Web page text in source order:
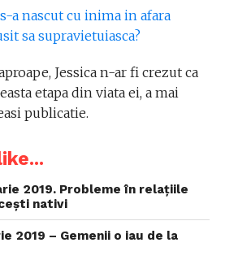
a nascut cu inima in afara
sa supravietuiasca?
Jessica n-ar fi crezut ca
etapa din viata ei, a mai
publicatie.
2019. Probleme în relațiile
nativi
2019 – Gemenii o iau de la